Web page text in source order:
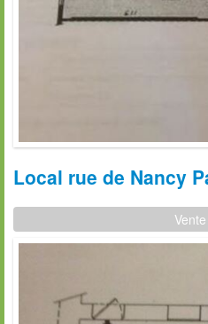
Local rue de Nancy